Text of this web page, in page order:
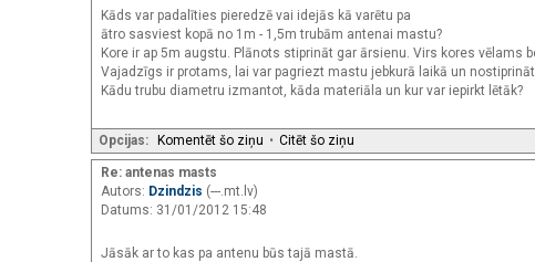
Kāds var padalīties pieredzē vai idejās kā varētu pa
ātro sasviest kopā no 1m - 1,5m trubām antenai mastu?
Kore ir ap 5m augstu. Plānots stiprināt gar ārsienu. Virs kores vēlams
Vajadzīgs ir protams, lai var pagriezt mastu jebkurā laikā un
Kādu trubu diametru izmantot, kāda materiāla un kur var iepirkt lētāk?
Opcijas: Komentēt šo ziņu • Citēt šo ziņu
Re: antenas masts
Autors: Dzindzis (---.mt.lv)
Datums: 31/01/2012 15:48
Jāsāk ar to kas pa antenu būs tajā mastā.